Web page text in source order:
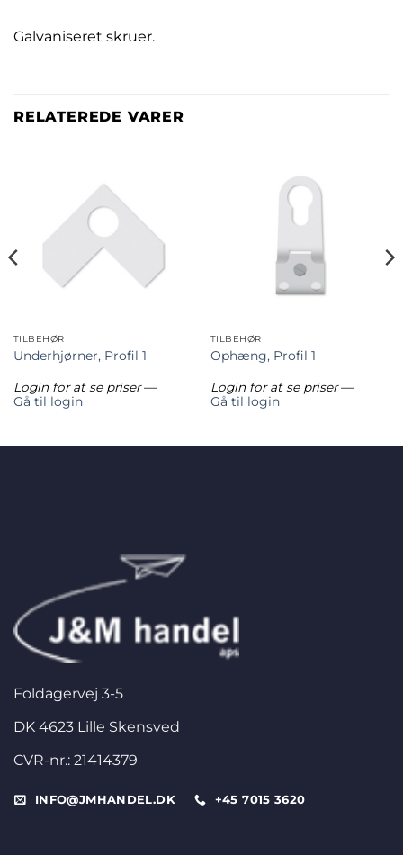
Galvaniseret skruer.
RELATEREDE VARER
TILBEHØR
Underhjørner, Profil 1
Login for at se priser—
Gå til login
TILBEHØR
Ophæng, Profil 1
Login for at se priser—
Gå til login
Foldagervej 3-5
DK 4623 Lille Skensved
CVR-nr.: 21414379
INFO@JMHANDEL.DK +45 7015 3620